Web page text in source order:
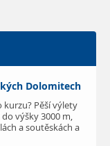
Dolomitech
Pěší výlety
výšky 3000 m,
a soutěskách a